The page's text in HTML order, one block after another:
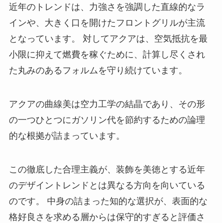
近年のトレンドは、力強さを強調した直線的なラ
インや、大きく口を開けたフロントグリルが主流
となっています。 対してアクアは、空気抵抗を最
小限に抑えて燃費を稼ぐために、計算し尽くされ
た丸みのあるフォルムを守り続けています。
アクアの曲線美は空力工学の結晶であり、その形
の一つひとつにガソリン代を節約するための論理
的な根拠が詰まっています。
この徹底した合理主義が、装飾を美徳とする近年
のデザイントレンドとは異なる方向を向いている
のです。 中身の詰まった知的な選択が、表面的な
格好良さを求める層からは保守的すぎると評価さ